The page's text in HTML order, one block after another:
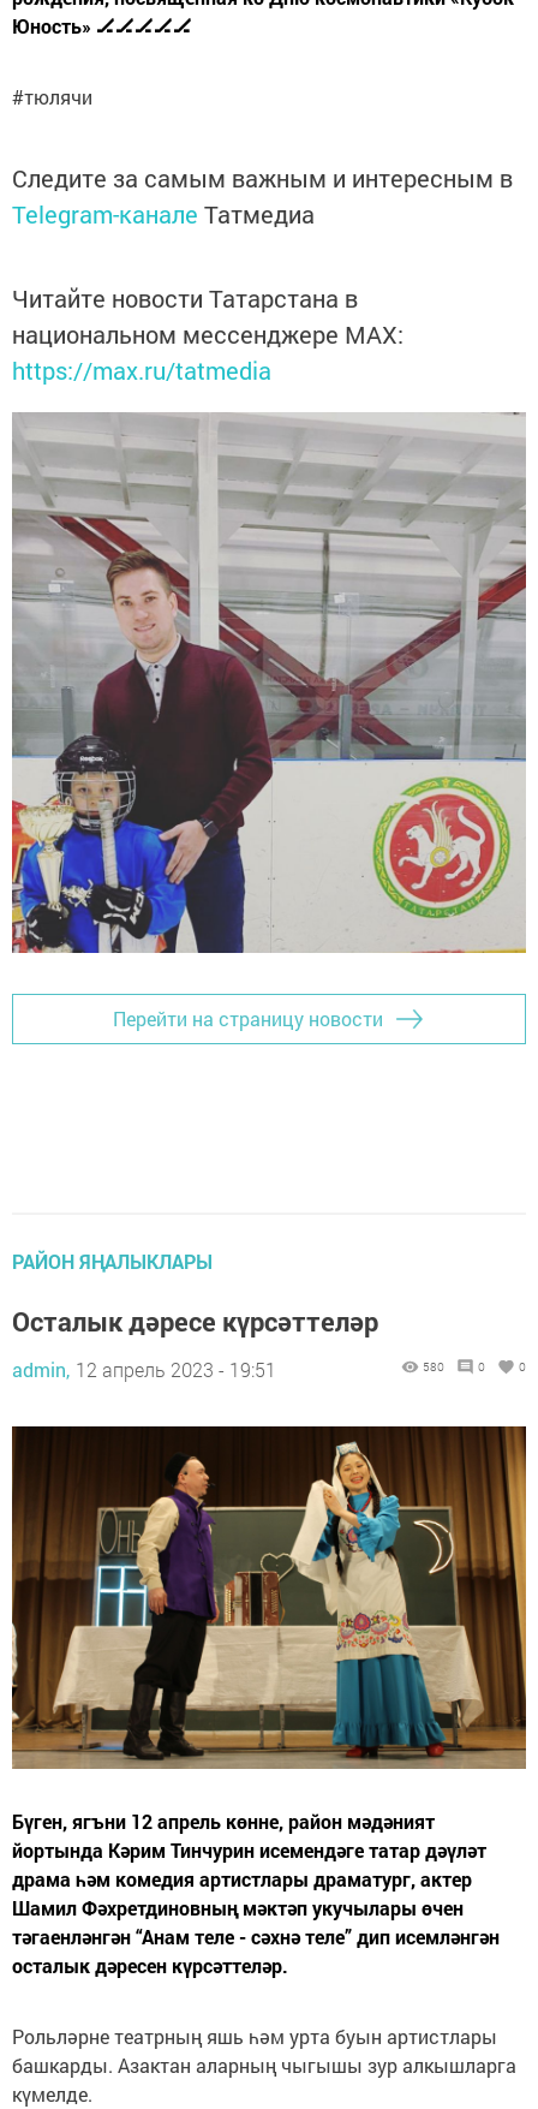
Юность» 🏒🏒🏒🏒🏒
#тюлячи
Следите за самым важным и интересным в
Telegram-канале Татмедиа
Читайте новости Татарстана в
национальном мессенджере MАХ:
https://max.ru/tatmedia
Перейти на страницу новости
РАЙОН ЯҢАЛЫКЛАРЫ
Осталык дәресе күрсәттеләр
admin, 12 апрель 2023 - 19:51 580 0 0
Бүген, ягъни 12 апрель көнне, район мәдәният
йортында Кәрим Тинчурин исемендәге татар дәүләт
драма һәм комедия артистлары драматург, актер
Шамил Фәхретдиновның мәктәп укучылары өчен
тәгаенләнгән “Анам теле - сәхнә теле” дип исемләнгән
осталык дәресен күрсәттеләр.
Рольләрне театрның яшь һәм урта буын артистлары
башкарды. Азактан аларның чыгышы зур алкышларга
күмелде.